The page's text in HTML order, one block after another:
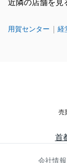
近隣の店舗を見
用賀センター 経
売
首
会社情報